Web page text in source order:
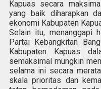
Kapuas secara
yang baik diharapkan
ekonomi Kabupaten
Selain itu, menanggapi
Partai Kebangkitan
Kabupaten Kapuas
semaksimal mungkin
selama ini secara
skala prioritas dan